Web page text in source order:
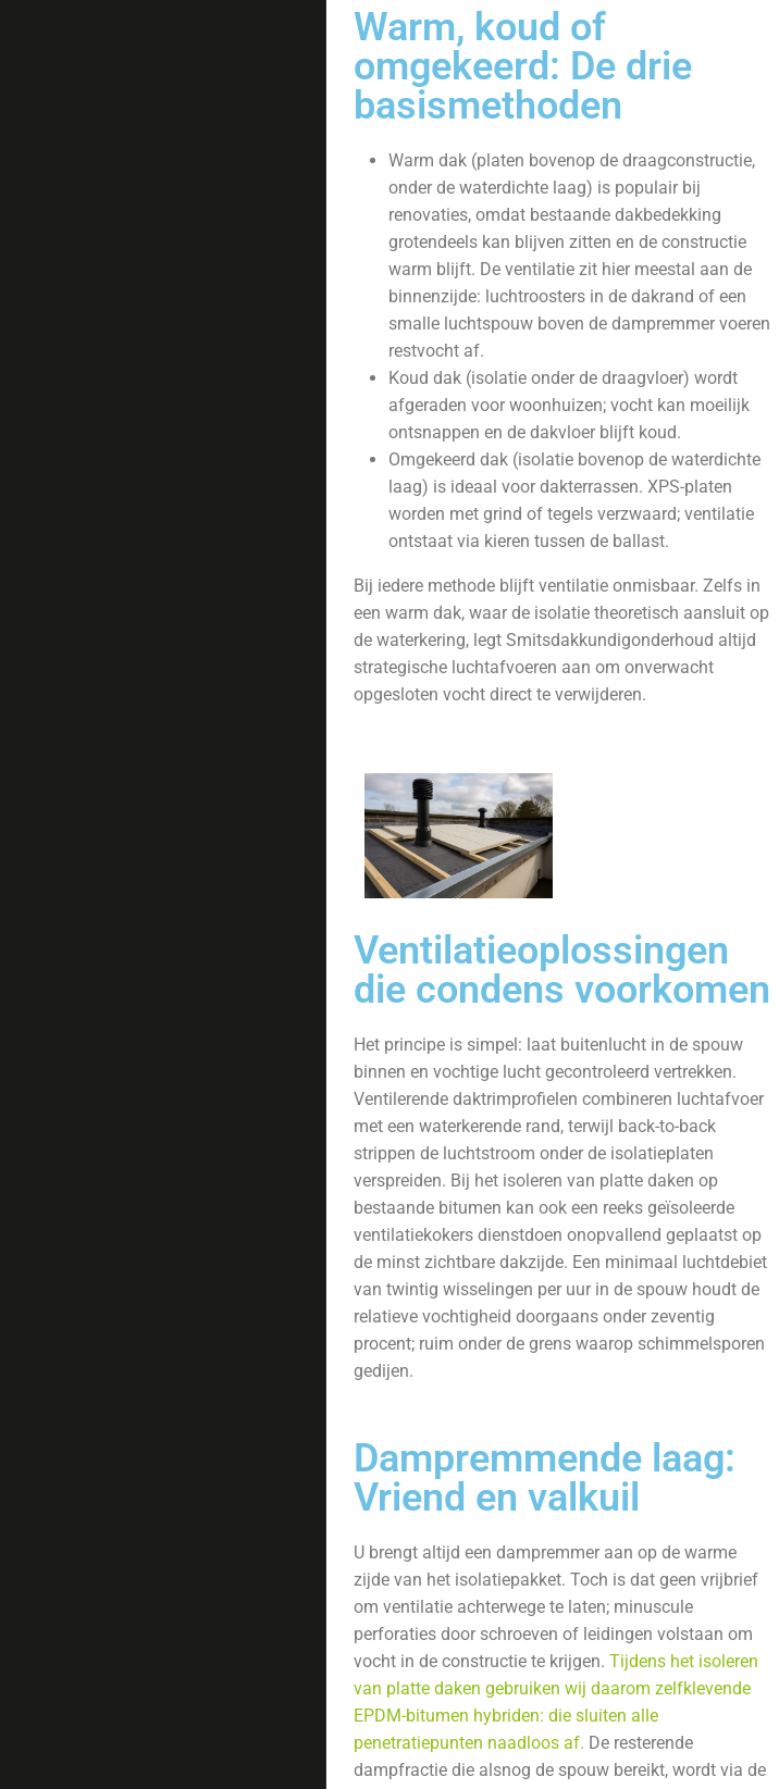
Warm, koud of
omgekeerd: De drie
basismethoden
Warm dak (platen bovenop de draagconstructie,
onder de waterdichte laag) is populair bij
renovaties, omdat bestaande dakbedekking
grotendeels kan blijven zitten en de constructie
warm blijft. De ventilatie zit hier meestal aan de
binnenzijde: luchtroosters in de dakrand of een
smalle luchtspouw boven de dampremmer voeren
restvocht af.
Koud dak (isolatie onder de draagvloer) wordt
afgeraden voor woonhuizen; vocht kan moeilijk
ontsnappen en de dakvloer blijft koud.
Omgekeerd dak (isolatie bovenop de waterdichte
laag) is ideaal voor dakterrassen. XPS-platen
worden met grind of tegels verzwaard; ventilatie
ontstaat via kieren tussen de ballast.
Bij iedere methode blijft ventilatie onmisbaar. Zelfs in
een warm dak, waar de isolatie theoretisch aansluit op
de waterkering, legt Smitsdakkundigonderhoud altijd
strategische luchtafvoeren aan om onverwacht
opgesloten vocht direct te verwijderen.
Ventilatieoplossingen
die condens voorkomen
Het principe is simpel: laat buitenlucht in de spouw
binnen en vochtige lucht gecontroleerd vertrekken.
Ventilerende daktrim­profielen combineren luchtafvoer
met een waterkerende rand, terwijl back-to-back
strippen de luchtstroom onder de isolatieplaten
verspreiden. Bij het isoleren van platte daken op
bestaande bitumen kan ook een reeks geïsoleerde
ventilatie­kokers dienstdoen onopvallend geplaatst op
de minst zichtbare dakzijde. Een minimaal luchtdebiet
van twintig wisselingen per uur in de spouw houdt de
relatieve vochtigheid doorgaans onder zeventig
procent; ruim onder de grens waarop schimmelsporen
gedijen.
Dampremmende laag:
Vriend en valkuil
U brengt altijd een dampremmer aan op de warme
zijde van het isolatiepakket. Toch is dat geen vrijbrief
om ventilatie achterwege te laten; minuscule
perforaties door schroeven of leidingen volstaan om
vocht in de constructie te krijgen. Tijdens het isoleren
van platte daken gebruiken wij daarom zelfklevende
EPDM-bitumen hybriden: die sluiten alle
penetratiepunten naadloos af. De resterende
dampfractie die alsnog de spouw bereikt, wordt via de